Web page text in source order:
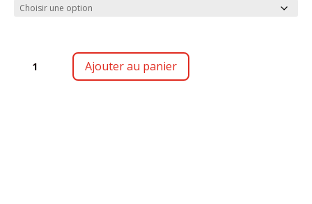
Ajouter au panier